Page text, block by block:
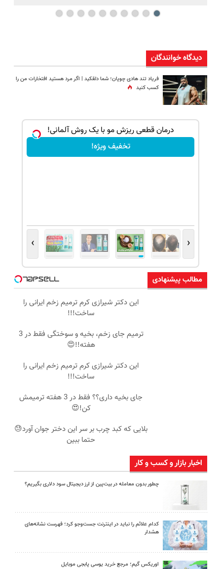
دیدگاه خوانندگان
فریاد تند هادی چوپان؛‌ شما دلقکید | اگر مرد هستید افتخارات من را
کسب کنید
درمان قطعی ریزش مو با یک روش آلمانی!
تخفیف ویژه!
‹
›
مطالب پیشنهادی
این دکتر شیرازی کرم ترمیم زخم ایرانی را
ساخت!!!
ترمیم جای زخم، بخیه و سوختگی فقط در 3
هفته!!😍
این دکتر شیرازی کرم ترمیم زخم ایرانی را
ساخت!!!
جای بخیه داری؟؟ فقط در 3 هفته ترمیمش
کن!😍
بلایی که کبد چرب بر سر این دختر جوان آورد😓
حتما ببین
اخبار بازار و کسب و کار
چطور بدون معامله در بیت‌پین از ارز دیجیتال سود دلاری بگیریم؟
کدام علائم را نباید در اینترنت جست‌وجو کرد؛ فهرست نشانه‌های
هشدار
اوریکس گیم؛ مرجع خرید یوسی پابجی موبایل